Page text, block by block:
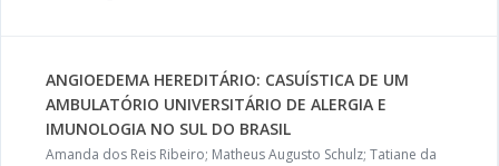
ANGIOEDEMA HEREDITÁRIO: CASUÍSTICA DE UM
AMBULATÓRIO UNIVERSITÁRIO DE ALERGIA E
IMUNOLOGIA NO SUL DO BRASIL
Amanda dos Reis Ribeiro; Matheus Augusto Schulz; Tatiane da